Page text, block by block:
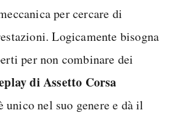
per cercare di
Logicamente bisogna
per non combinare dei
di Assetto Corsa
unico nel suo genere e dà il